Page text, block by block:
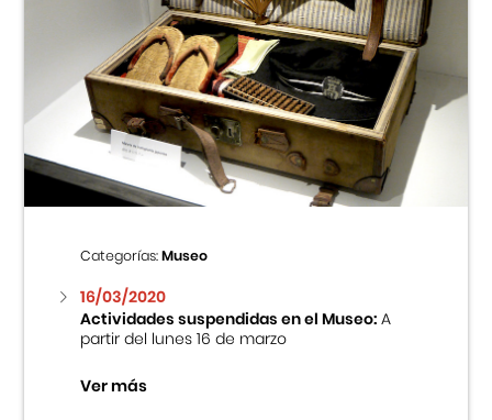
Categorías:Museo
16/03/2020
Actividades suspendidas en el Museo:A
partir del lunes 16 de marzo
Ver más